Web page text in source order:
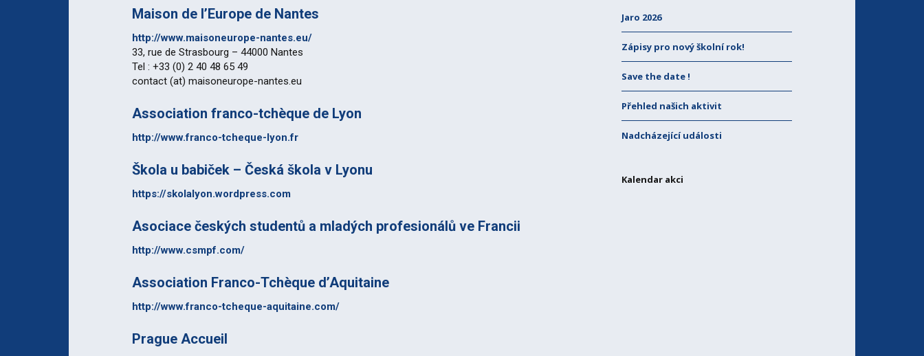
Jak se stát členem
Odkazy na spřízněné
Maison de l’Europe de Nantes
http://www.maisoneurope-nantes.eu/
33, rue de Strasbourg – 44000 Nantes
Tel : +33 (0) 2 40 48 65 49
contact (at) maisoneurope-nantes.eu
Association franco-tchèque de Lyon
http://www.franco-tcheque-lyon.fr
Škola u babiček – Česká škola v Lyonu
https://skolalyon.wordpress.com
Asociace českých studentů a mladých profesionálů ve Francii
http://www.csmpf.com/
Association Franco-Tchèque d’Aquitaine
http://www.franco-tcheque-aquitaine.com/
Prague Accueil
Jaro 2026
Zápisy pro nový školní rok!
Save the date !
Přehled našich aktivit
Nadcházející události
Kalendar akci